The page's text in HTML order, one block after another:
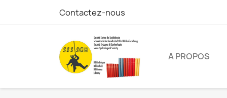
Contactez-nous
A PROPOS